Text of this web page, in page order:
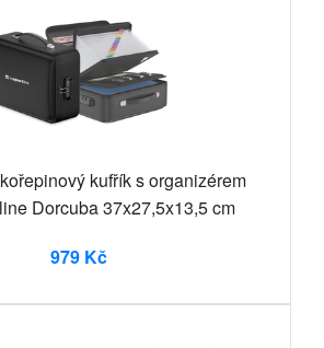
kufřík s organizérem
Dorcuba 37x27,5x13,5 cm
979 Kč